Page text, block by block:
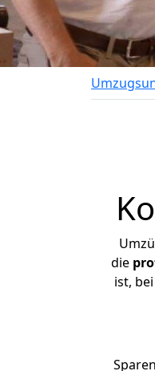
die
ist,